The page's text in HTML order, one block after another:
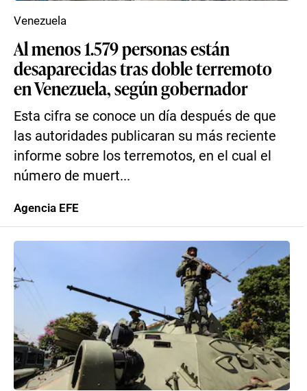
Al menos 1.579 personas están
desaparecidas tras doble terremoto
en Venezuela, según gobernador
Esta cifra se conoce un día después de que
las autoridades publicaran su más reciente
informe sobre los terremotos, en el cual el
número de muert...
Venezuela
Agencia EFE